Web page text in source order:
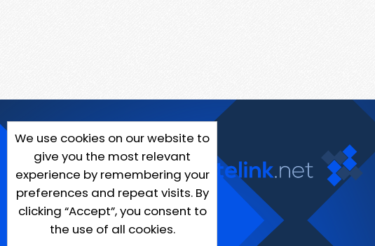
We use cookies on our website to
give you the most relevant
experience by remembering your
preferences and repeat visits. By
clicking “Accept”, you consent to
the use of all cookies.